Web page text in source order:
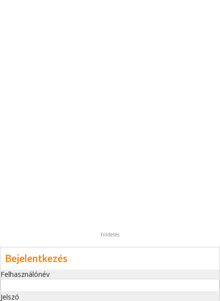
hirdetés
Bejelentkezés
Felhasználónév
Jelszó